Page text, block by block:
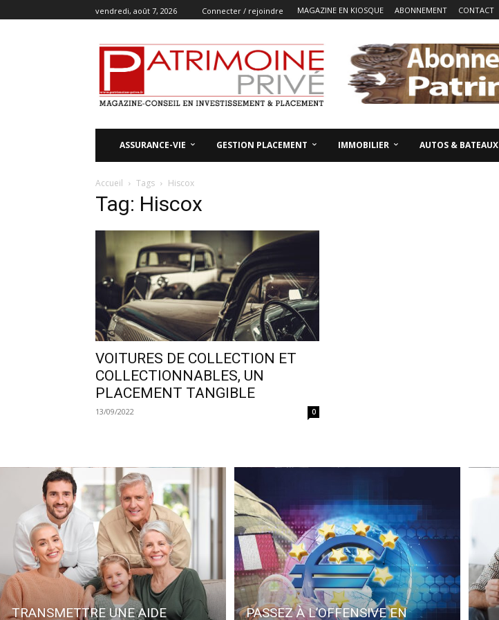
vendredi, août 7, 2026 Connecter / rejoindre MAGAZINE EN KIOSQUE ABONNEMENT CONTACT
ASSURANCE-VIE GESTION PLACEMENT IMMOBILIER AUTOS & BATEAUX
Accueil Tags Hiscox
Tag: Hiscox
VOITURES DE COLLECTION ET
COLLECTIONNABLES, UN
PLACEMENT TANGIBLE
13/09/2022 0
TRANSMETTRE UNE AIDE PASSEZ À L’OFFENSIVE EN